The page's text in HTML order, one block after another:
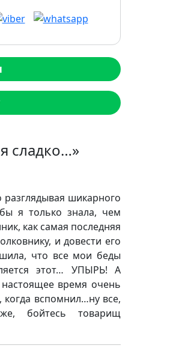
сладко…»
разглядывая шикарного
я только знала, чем
как самая последняя
и довести его
что все мои беды
этот… УПЫРЬ! А
настоящее время очень
вспомнил…ну все,
бойтесь товарищ